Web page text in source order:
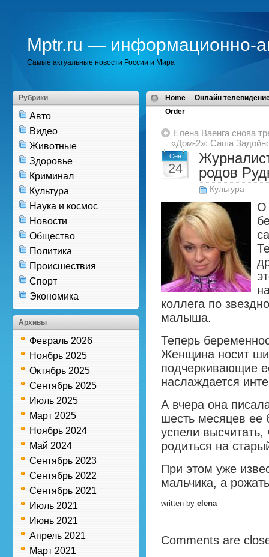
Mptr.ru — информационно-
Самые актуальные новости России и Мира
Рубрики
Авто
Видео
Животные
Здоровье
Криминал
Культура
Наука и космос
Новости
Общество
Политика
Происшествия
Спорт
Экономика
Архивы
Февраль 2026
Ноябрь 2025
Октябрь 2025
Сентябрь 2025
Июль 2025
Март 2025
Ноябрь 2024
Май 2024
Сентябрь 2023
Сентябрь 2022
Сентябрь 2021
Июль 2021
Июнь 2021
Апрель 2021
Март 2021
Home
Онлайн
Order
Елена Ваенга снова
«Дом-2»: Саша
Сен
24
родов
Культура
О
коллега по
малыша.
Теперь
Женщина носит
подчеркивающие
наслаждается
А вчера она
шесть месяцев
успели
родиться на
При этом уже
мальчика, а
written by elena
Comments are